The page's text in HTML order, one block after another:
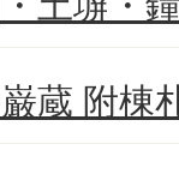
蔵 附棟